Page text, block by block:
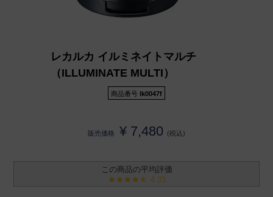
レカルカ イルミネイトマルチ
（ILLUMINATE MULTI）
商品番号 lk0047f
販売価格 ¥ 7,480 税込
4.33